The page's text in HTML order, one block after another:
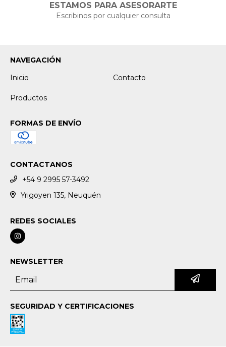
ESTAMOS PARA ASESORARTE
Escribinos por cualquier consulta
NAVEGACIÓN
Inicio
Contacto
Productos
FORMAS DE ENVÍO
CONTACTANOS
+54 9 2995 57-3492
Yrigoyen 135, Neuquén
REDES SOCIALES
NEWSLETTER
SEGURIDAD Y CERTIFICACIONES